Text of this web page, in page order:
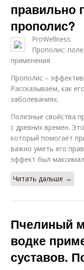
правильно
прополис?
ProWellness
Прополис:
применения
Прополис –
Рассказываем, как
заболеваниях.
Полезные свойства
с древних времен.
который помогает
важно уметь его
эффект был
Читать дальше →
Пчелиный
водке
суставов.